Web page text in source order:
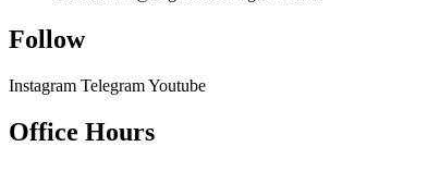
Follow
Instagram TelegramYoutube
Office Hours